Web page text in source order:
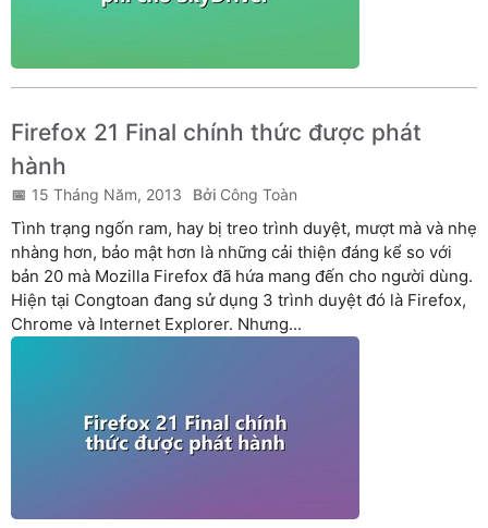
Firefox 21 Final chính thức được phát
hành
15 Tháng Năm, 2013 Công Toàn
Tình trạng ngốn ram, hay bị treo trình duyệt, mượt mà và nhẹ
nhàng hơn, bảo mật hơn là những cải thiện đáng kể so với
bản 20 mà Mozilla Firefox đã hứa mang đến cho người dùng.
Hiện tại Congtoan đang sử dụng 3 trình duyệt đó là Firefox,
Chrome và Internet Explorer. Nhưng...